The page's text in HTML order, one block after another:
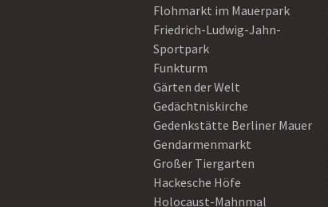
Flohmarkt im Mauerpark
Friedrich-Ludwig-Jahn-
Sportpark
Funkturm
Gärten der Welt
Gedächtniskirche
Gedenkstätte Berliner Mauer
Gendarmenmarkt
Großer Tiergarten
Hackesche Höfe
Holocaust-Mahnmal